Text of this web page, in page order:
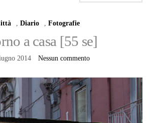
Diario Fotografie
a casa [55 se]
2014 Nessun commento